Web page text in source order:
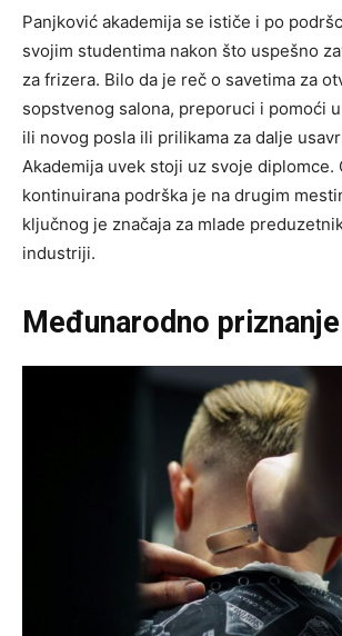
Panjković akademija se ističe i po
svojim studentima nakon što uspešno
za frizera. Bilo da je reč o savetima za
sopstvenog salona, preporuci i pomoći
ili novog posla ili prilikama za dalje
Akademija uvek stoji uz svoje diplomce.
kontinuirana podrška je na drugim
ključnog je značaja za mlade
industriji.
Međunarodno priznanje